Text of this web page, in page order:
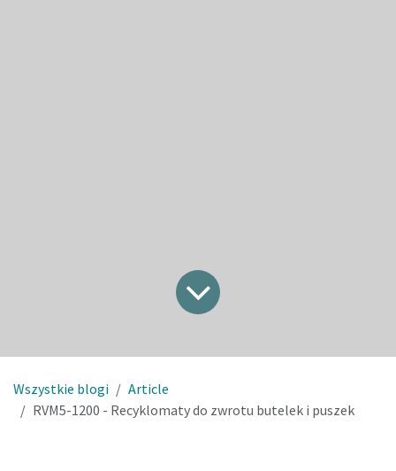
Wszystkie blogi
Article
RVM5-1200 - Recyklomaty do zwrotu butelek i puszek